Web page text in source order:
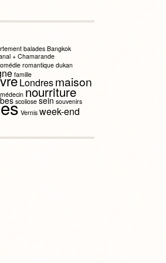
balades Bangkok
+ Chamarande
romantique dukan
famille
Londresmaison
médecin nourriture
scoliose sein souvenirs
Vernis week-end